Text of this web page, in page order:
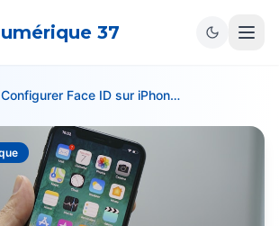
37
Configurer Face ID sur iPhone: Guide Complet